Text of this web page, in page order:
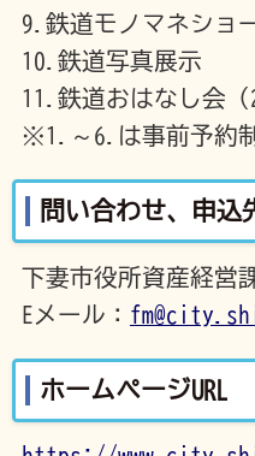
9.鉄道モノマネショ
10.鉄道写真展示
11.鉄道おはなし会（
※1.～6.は事前予約
問い合わせ、申込
下妻市役所資産経営
Eメール：
ホームページURL